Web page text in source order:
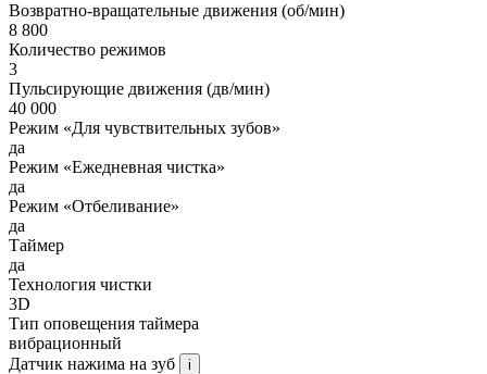
Возвратно-вращательные движения (об/мин)
8 800
Количество режимов
3
Пульсирующие движения (дв/мин)
40 000
Режим «Для чувствительных зубов»
да
Режим «Ежедневная чистка»
да
Режим «Отбеливание»
да
Таймер
да
Технология чистки
3D
Тип оповещения таймера
вибрационный
Датчик нажима на зуб
i